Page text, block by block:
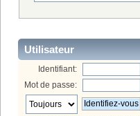
Utilisateur
Identifiant:
Mot de passe: